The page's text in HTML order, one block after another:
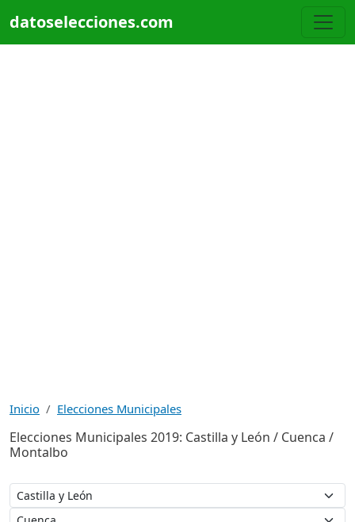
datoselecciones.com
Inicio Elecciones Municipales
Elecciones Municipales 2019: Castilla y León / Cuenca /
Montalbo